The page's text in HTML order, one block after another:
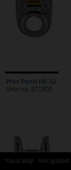
Pres Pensi HE 32
Ürün no. 571900
Yasal Bilgi Veri gizliliđi